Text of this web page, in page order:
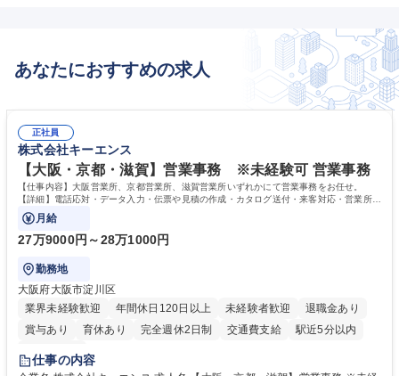
あなたにおすすめの求人
正社員
株式会社キーエンス
【大阪・京都・滋賀】営業事務 ※未経験可 営業事務
【仕事内容】大阪営業所、京都営業所、滋賀営業所いずれかにて営業事務をお任せ。
【詳細】電話応対・データ入力・伝票や見積の作成・カタログ送付・来客対応・営業所内
で発生する事務業務や業務改善をお任せ。
月給
27万9000円～28万1000円
勤務地
大阪府大阪市淀川区
業界未経験歓迎
年間休日120日以上 未経験者歓迎
退職金あり
賞与あり
育休あり 完全週休2日制 交通費支給
駅近5分以内
土日祝休み
仕事の内容